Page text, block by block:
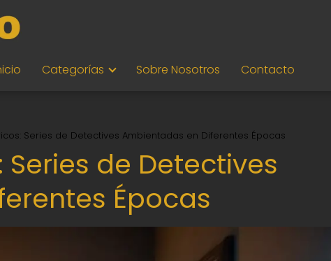
Categorías Sobre Nosotros Contacto
Series de Detectives Ambientadas en Diferentes Épocas
de Detectives
Épocas